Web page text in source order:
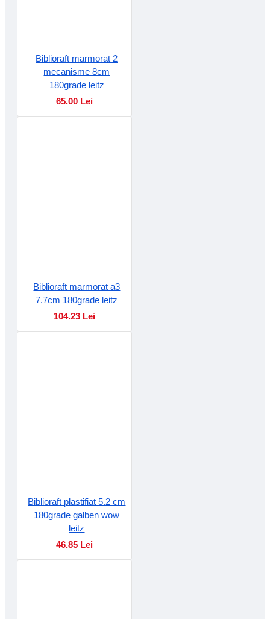
Biblioraft marmorat 2
mecanisme 8cm
180grade leitz
65.00 Lei
Biblioraft marmorat a3
7.7cm 180grade leitz
104.23 Lei
Biblioraft plastifiat 5.2 cm
180grade galben wow
leitz
46.85 Lei